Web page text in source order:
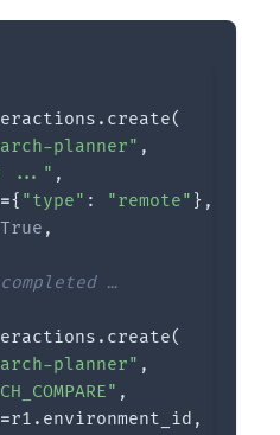
. create(
planner" ,
..." ,
={ "type" : "remote" },
True ,
# … poll until completed …
. create(
planner" ,
,
=r1 . environment_id ,